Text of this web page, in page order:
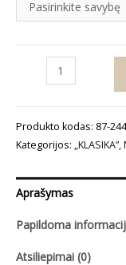
produkto
maišelis
„Saulėlydis
martini“
Produkto kodas: 87-244
Kategorijos: „KLASIKA”,
Aprašymas
Papildoma
Atsiliepimai (0)